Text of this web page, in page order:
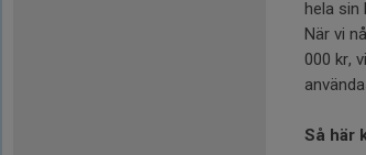
hela sin
När vi
000 kr,
Så här